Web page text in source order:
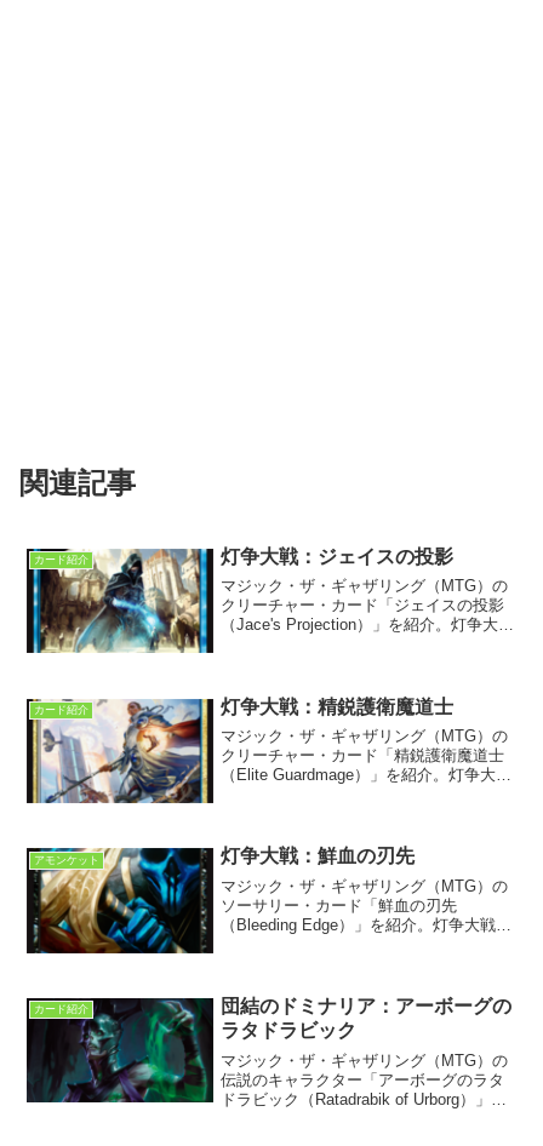
関連記事
カード紹介 灯争大戦：ジェイスの投影
マジック・ザ・ギャザリング（MTG）の
クリーチャー・カード「ジェイスの投影
（Jace's Projection）」を紹介。灯争大戦
カード紹介 灯争大戦：精鋭護衛魔道士
マジック・ザ・ギャザリング（MTG）の
クリーチャー・カード「精鋭護衛魔道士
（Elite Guardmage）」を紹介。灯争大戦
アモンケット 灯争大戦：鮮血の刃先
マジック・ザ・ギャザリング（MTG）の
ソーサリー・カード「鮮血の刃先
（Bleeding Edge）」を紹介。灯争大戦に
カード紹介
団結のドミナリア：アーボーグの
ラタドラビック
マジック・ザ・ギャザリング（MTG）の
伝説のキャラクター「アーボーグのラタ
ドラビック（Ratadrabik of Urborg）」を